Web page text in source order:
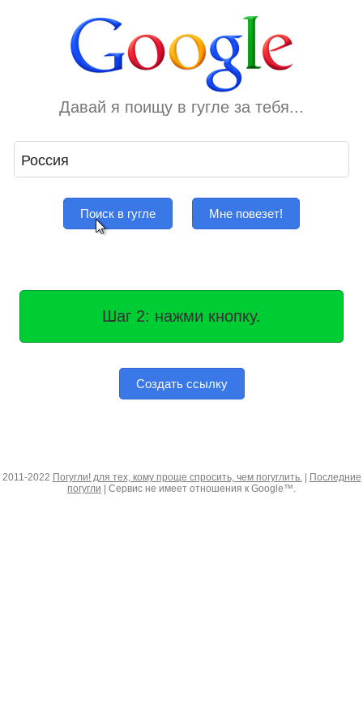
Давай я поищу в гугле за тебя...
Поиск в гугле Мне повезет!
Разве это так трудно?
Создать ссылку
2011-2022 Погугли! для тех, кому проще спросить, чем погуглить.|
Последние
погугли | Сервис не имеет отношения к Google™.